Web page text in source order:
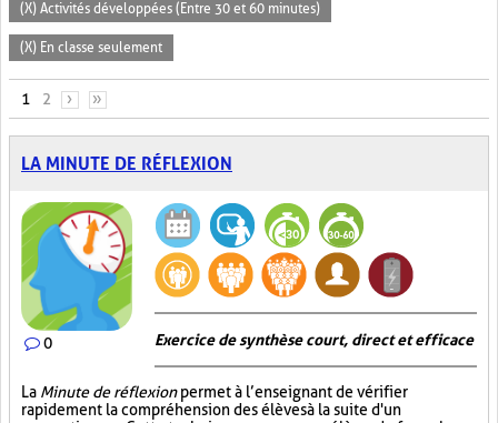
(X) Activités développées (Entre 30 et 60 minutes)
(X) En classe seulement
PAGES
1 2 › »
LA MINUTE DE RÉFLEXION
0 Exercice de synthèse court, direct et efficace
La Minute de réflexionpermet à l’enseignant de vérifier
rapidement la compréhension des élèves à la suite d'un